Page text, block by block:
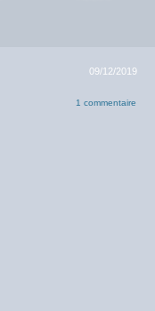
09/12/2019
1 commentaire